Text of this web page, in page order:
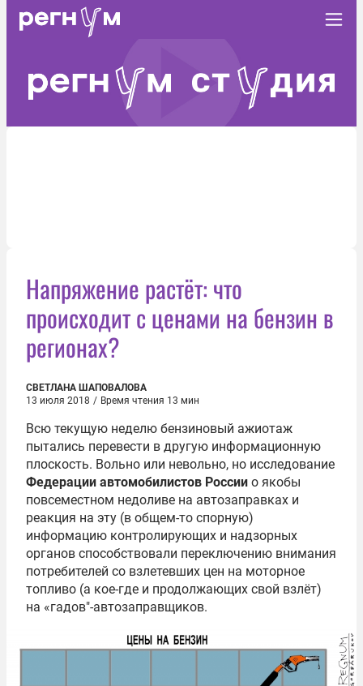
Напряжение растёт: что
происходит с ценами на бензин в
регионах?
СВЕТЛАНА ШАПОВАЛОВА
13 июля 2018 / Время чтения 13 мин
Всю текущую неделю бензиновый ажиотаж
пытались перевести в другую информационную
плоскость. Вольно или невольно, но исследование
Федерации автомобилистов России о якобы
повсеместном недоливе на автозаправках и
реакция на эту (в общем-то спорную)
информацию контролирующих и надзорных
органов способствовали переключению внимания
потребителей со взлетевших цен на моторное
топливо (а кое-где и продолжающих свой взлёт)
на «гадов"-автозаправщиков.